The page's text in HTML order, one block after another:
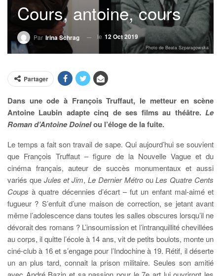
Cours, antoine, cours
ParIrina Schrag le 12 Oct 2019
Photo de Beata Szparagowska
Partager
Dans une ode à François Truffaut, le metteur en scène
Antoine Laubin adapte cinq de ses films au théâtre. Le
Roman d’Antoine Doinelou l’éloge de la fuite.
Le temps a fait son travail de sape. Qui aujourd’hui se souvient
que François Truffaut – figure de la Nouvelle Vague et du
cinéma français, auteur de succès monumentaux et aussi
variés que Jules et Jim,Le Dernier MétroouLes Quatre Cents
Coups à quatre décennies d’écart – fut un enfant mal-aimé et
fugueur ? S’enfuit d’une maison de correction, se jetant avant
même l’adolescence dans toutes les salles obscures lorsqu’il ne
dévorait des romans ? L’insoumission et l’intranquillité chevillées
au corps, il quitte l’école à 14 ans, vit de petits boulots, monte un
ciné-club à 16 et s’engage pour l’Indochine à 19. Rétif, il déserte
un an plus tard, connait la prison militaire. Seules son amitié